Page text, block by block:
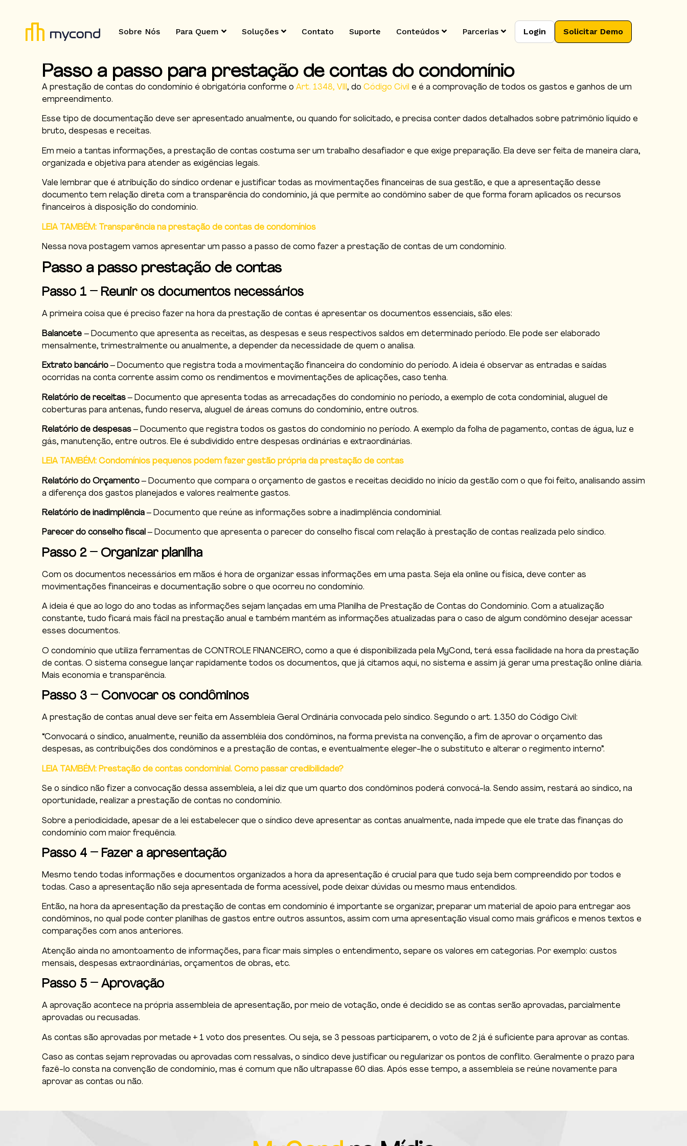
Sobre Nós Para Quem Soluções Contato Suporte Conteúdos Parcerias Login Solicitar Demo
Passo a passo para prestação de contas do condomínio
A prestação de contas do condomínio é obrigatória conforme o Art. 1348, VIII , do Código Civil e é a comprovação de todos os gastos e ganhos de um
empreendimento.
Esse tipo de documentação deve ser apresentado anualmente, ou quando for solicitado, e precisa conter dados detalhados sobre patrimônio líquido e
bruto, despesas e receitas.
Em meio a tantas informações, a prestação de contas costuma ser um trabalho desafiador e que exige preparação. Ela deve ser feita de maneira clara,
organizada e objetiva para atender as exigências legais.
Vale lembrar que é atribuição do síndico ordenar e justificar todas as movimentações financeiras de sua gestão, e que a apresentação desse
documento tem relação direta com a transparência do condomínio, já que permite ao condômino saber de que forma foram aplicados os recursos
financeiros à disposição do condomínio.
LEIA TAMBÉM: Transparência na prestação de contas de condomínios
Nessa nova postagem vamos apresentar um passo a passo de como fazer a prestação de contas de um condomínio.
Passo a passo prestação de contas
Passo 1 – Reunir os documentos necessários
A primeira coisa que é preciso fazer na hora da prestação de contas é apresentar os documentos essenciais, são eles:
Balancete – Documento que apresenta as receitas, as despesas e seus respectivos saldos em determinado período. Ele pode ser elaborado
mensalmente, trimestralmente ou anualmente, a depender da necessidade de quem o analisa.
Extrato bancário– Documento que registra toda a movimentação financeira do condomínio do período. A ideia é observar as entradas e saídas
ocorridas na conta corrente assim como os rendimentos e movimentações de aplicações, caso tenha.
Relatório de receitas– Documento que apresenta todas as arrecadações do condomínio no período, a exemplo de cota condominial, aluguel de
coberturas para antenas, fundo reserva, aluguel de áreas comuns do condomínio, entre outros.
Relatório de despesas– Documento que registra todos os gastos do condomínio no período. A exemplo da folha de pagamento, contas de água, luz e
gás, manutenção, entre outros. Ele é subdividido entre despesas ordinárias e extraordinárias.
LEIA TAMBÉM: Condomínios pequenos podem fazer gestão própria da prestação de contas
Relatório do Orçamento– Documento que compara o orçamento de gastos e receitas decidido no início da gestão com o que foi feito, analisando assim
a diferença dos gastos planejados e valores realmente gastos.
Relatório de inadimplência– Documento que reúne as informações sobre a inadimplência condominial.
Parecer do conselho fiscal– Documento que apresenta o parecer do conselho fiscal com relação à prestação de contas realizada pelo síndico.
Passo 2 – Organizar planilha
Com os documentos necessários em mãos é hora de organizar essas informações em uma pasta. Seja ela online ou física, deve conter as
movimentações financeiras e documentação sobre o que ocorreu no condomínio.
A ideia é que ao logo do ano todas as informações sejam lançadas em uma Planilha de Prestação de Contas do Condomínio. Com a atualização
constante, tudo ficará mais fácil na prestação anual e também mantém as informações atualizadas para o caso de algum condômino desejar acessar
esses documentos.
O condomínio que utiliza ferramentas de CONTROLE FINANCEIRO, como a que é disponibilizada pela MyCond, terá essa facilidade na hora da prestação
de contas. O sistema consegue lançar rapidamente todos os documentos, que já citamos aqui, no sistema e assim já gerar uma prestação online diária.
Mais economia e transparência.
Passo 3 – Convocar os condôminos
A prestação de contas anual deve ser feita em Assembleia Geral Ordinária convocada pelo síndico. Segundo o art. 1.350 do Código Civil:
“Convocará o síndico, anualmente, reunião da assembléia dos condôminos, na forma prevista na convenção, a fim de aprovar o orçamento das
despesas, as contribuições dos condôminos e a prestação de contas, e eventualmente eleger-lhe o substituto e alterar o regimento interno”.
LEIA TAMBÉM: Prestação de contas condominial. Como passar credibilidade?
Se o síndico não fizer a convocação dessa assembleia, a lei diz que um quarto dos condôminos poderá convocá-la. Sendo assim, restará ao síndico, na
oportunidade, realizar a prestação de contas no condomínio.
Sobre a periodicidade, apesar de a lei estabelecer que o síndico deve apresentar as contas anualmente, nada impede que ele trate das finanças do
condomínio com maior frequência.
Passo 4 – Fazer a apresentação
Mesmo tendo todas informações e documentos organizados a hora da apresentação é crucial para que tudo seja bem compreendido por todos e
todas. Caso a apresentação não seja apresentada de forma acessível, pode deixar dúvidas ou mesmo maus entendidos.
Então, na hora da apresentação da prestação de contas em condomínio é importante se organizar, preparar um material de apoio para entregar aos
condôminos, no qual pode conter planilhas de gastos entre outros assuntos, assim com uma apresentação visual como mais gráficos e menos textos e
comparações com anos anteriores.
Atenção ainda no amontoamento de informações, para ficar mais simples o entendimento, separe os valores em categorias. Por exemplo: custos
mensais, despesas extraordinárias, orçamentos de obras, etc.
Passo 5 – Aprovação
A aprovação acontece na própria assembleia de apresentação, por meio de votação, onde é decidido se as contas serão aprovadas, parcialmente
aprovadas ou recusadas.
As contas são aprovadas por metade + 1 voto dos presentes. Ou seja, se 3 pessoas participarem, o voto de 2 já é suficiente para aprovar as contas.
Caso as contas sejam reprovadas ou aprovadas com ressalvas, o síndico deve justificar ou regularizar os pontos de conflito. Geralmente o prazo para
fazê-lo consta na convenção de condomínio, mas é comum que não ultrapasse 60 dias. Após esse tempo, a assembleia se reúne novamente para
aprovar as contas ou não.